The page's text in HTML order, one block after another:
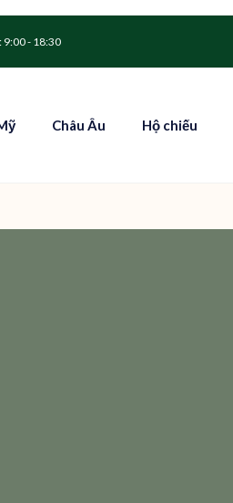
9:00 - 18:30
Châu Âu Hộ chiếu